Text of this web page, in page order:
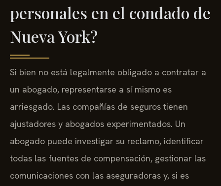
personales en el condado de
Nueva York?
Si bien no está legalmente obligado a contratar a
un abogado, representarse a sí mismo es
arriesgado. Las compañías de seguros tienen
ajustadores y abogados experimentados. Un
abogado puede investigar su reclamo, identificar
todas las fuentes de compensación, gestionar las
comunicaciones con las aseguradoras y, si es